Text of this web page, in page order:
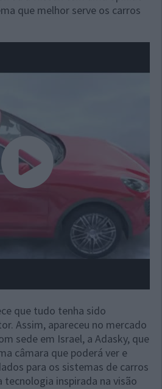
que melhor serve os carros
que tudo tenha sido
Assim, apareceu no mercado
sede em Israel, a Adasky, que
câmara que poderá ver e
para os sistemas de carros
inspirada na visão